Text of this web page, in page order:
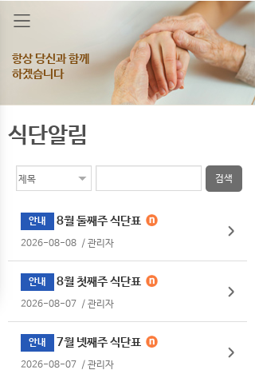
항상 당신과 함께
하겠습니다
식단알림
검색
안내 8월 둘째주 식단표
2026-08-08 / 관리자
안내 8월 첫째주 식단표
2026-08-07 / 관리자
안내 7월 넷째주 식단표
2026-08-07 / 관리자